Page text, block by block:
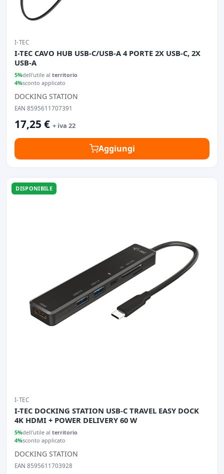
I-TEC
I-TEC CAVO HUB USB-C/USB-A 4 PORTE 2X USB-C, 2X
USB-A
5%dell'utile al territorio
4%sconto applicato
DOCKING STATION
EAN 8595611707391
17,25 € + iva 22
Aggiungi
DISPONIBILE
I-TEC
I-TEC DOCKING STATION USB-C TRAVEL EASY DOCK
4K HDMI + POWER DELIVERY 60 W
5%dell'utile al territorio
4%sconto applicato
DOCKING STATION
EAN 8595611703928